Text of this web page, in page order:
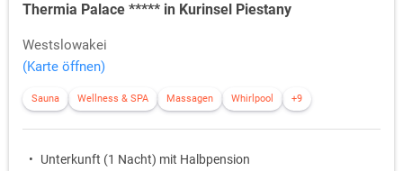
Thermia Palace ***** in Kurinsel Piestany
Westslowakei
(Karte öffnen)
Sauna Wellness & SPA Massagen Whirlpool +9
Unterkunft (1 Nacht) mit Halbpension